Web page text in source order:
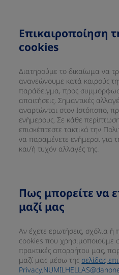
Επικαιροποίηση
cookies
Διατηρούμε το δικαίωμα να
ανανεώνουμε κατά καιρούς
παράδειγμα, προς
απαιτήσεις. Σημαντικές
αναρτώνται στον Ιστόποπο,
ενήμερους. Σε κάθε
επισκέπτεστε τακτικά την
να παραμένετε ενήμεροι για
και/ή τυχόν αλλαγές της.
Πως μπορείτε να
μαζί μας
Αν έχετε ερωτήσεις, σχόλια
cookies που χρησιμοποιούμε
πρακτικές απορρήτου μας,
μαζί μας μέσω της σελίδας